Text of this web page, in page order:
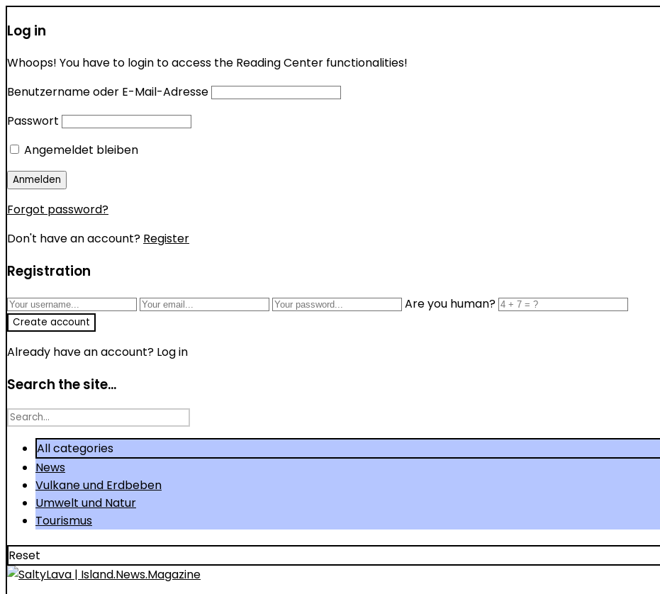
Log in
Whoops! You have to login to access the Reading Center functionalities!
Benutzername oder E-Mail-Adresse
Passwort
Angemeldet bleiben
Forgot password?
Don't have an account? Register
Registration
Are you human?
Already have an account? Log in
Search the site...
Search
All categories
News
Vulkane und Erdbeben
Umwelt und Natur
Tourismus
Reset